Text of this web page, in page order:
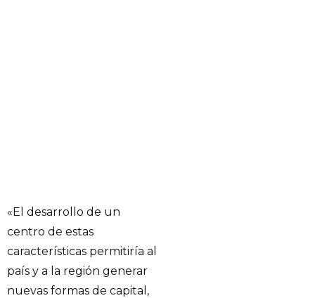
«El desarrollo de un
centro de estas
características permitiría al
país y a la región generar
nuevas formas de capital,